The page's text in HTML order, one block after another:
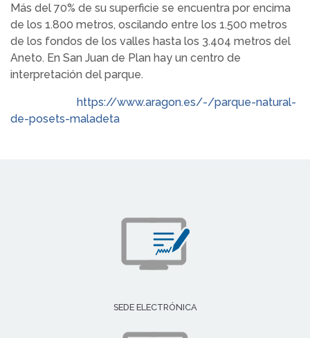
Más del 70% de su superficie se encuentra por encima
de los 1.800 metros, oscilando entre los 1.500 metros
de los fondos de los valles hasta los 3.404 metros del
Aneto. En San Juan de Plan hay un centro de
interpretación del parque.
https://www.aragon.es/-/parque-natural-
de-posets-maladeta
SEDE ELECTRÓNICA